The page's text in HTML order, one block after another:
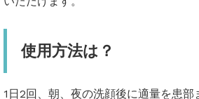
使用方法は？
1日2回、朝、夜の洗顔後に適量を患